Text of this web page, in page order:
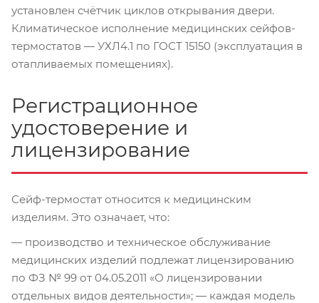
установлен счётчик циклов открывания двери.
Климатическое исполнение медицинских сейфов-
термостатов — УХЛ4.1 по ГОСТ 15150 (эксплуатация в
отапливаемых помещениях).
Регистрационное
удостоверение и
лицензирование
Сейф-термостат относится к медицинским
изделиям. Это означает, что:
— производство и техническое обслуживание
медицинских изделий подлежат лицензированию
по ФЗ № 99 от 04.05.2011 «О лицензировании
отдельных видов деятельности»; — каждая модель